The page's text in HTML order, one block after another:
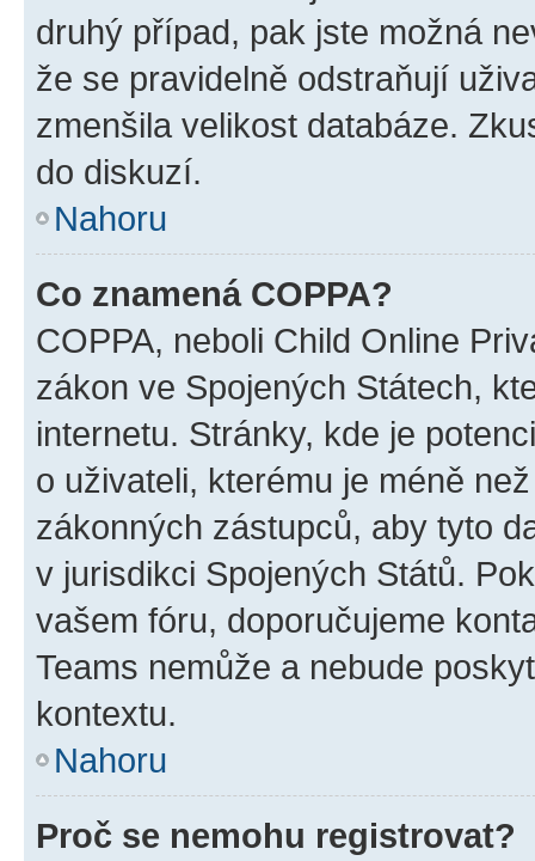
druhý případ, pak jste možná
že se pravidelně odstraňují
zmenšila velikost databáze.
do diskuzí.
Nahoru
Co znamená COPPA?
COPPA, neboli Child Online
zákon ve Spojených Státech,
internetu. Stránky, kde je
o uživateli, kterému je méně
zákonných zástupců, aby tyto
v jurisdikci Spojených Států.
vašem fóru, doporučujeme
Teams nemůže a nebude
kontextu.
Nahoru
Proč se nemohu registrovat?